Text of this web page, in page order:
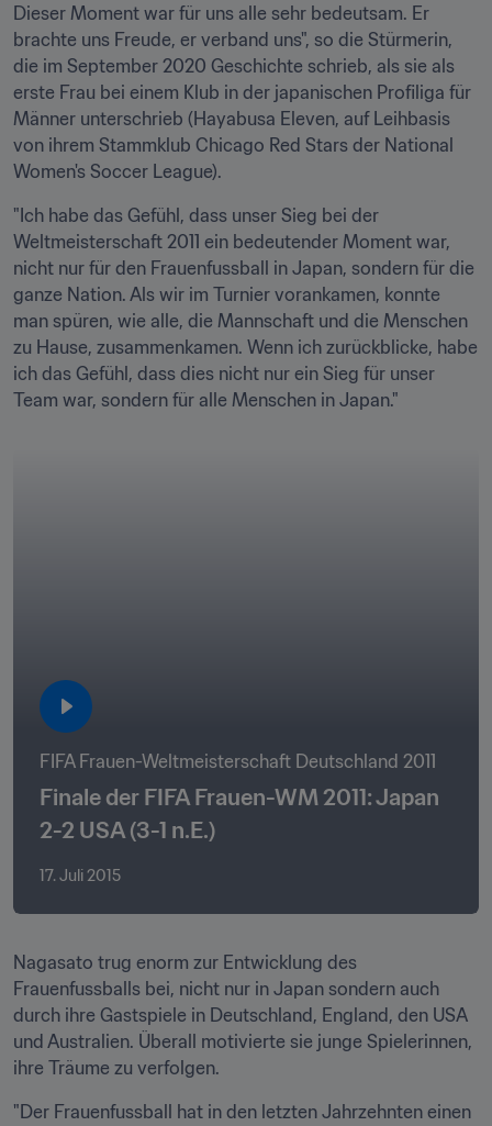
Dieser Moment war für uns alle sehr bedeutsam. Er
brachte uns Freude, er verband uns", so die Stürmerin,
die im September 2020 Geschichte schrieb, als sie als
erste Frau bei einem Klub in der japanischen Profiliga für
Männer unterschrieb (Hayabusa Eleven, auf Leihbasis
von ihrem Stammklub Chicago Red Stars der National
Women's Soccer League).
"Ich habe das Gefühl, dass unser Sieg bei der
Weltmeisterschaft 2011 ein bedeutender Moment war,
nicht nur für den Frauenfussball in Japan, sondern für die
ganze Nation. Als wir im Turnier vorankamen, konnte
man spüren, wie alle, die Mannschaft und die Menschen
zu Hause, zusammenkamen. Wenn ich zurückblicke, habe
ich das Gefühl, dass dies nicht nur ein Sieg für unser
Team war, sondern für alle Menschen in Japan."
FIFA Frauen-Weltmeisterschaft Deutschland 2011
Finale der FIFA Frauen-WM 2011: Japan
2-2 USA (3-1 n.E.)
17. Juli 2015
Nagasato trug enorm zur Entwicklung des
Frauenfussballs bei, nicht nur in Japan sondern auch
durch ihre Gastspiele in Deutschland, England, den USA
und Australien. Überall motivierte sie junge Spielerinnen,
ihre Träume zu verfolgen.
"Der Frauenfussball hat in den letzten Jahrzehnten einen